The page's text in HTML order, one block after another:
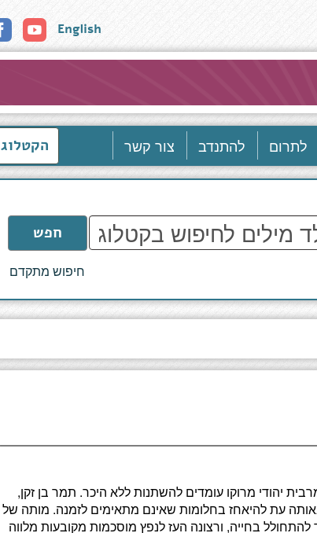
English
לתרום להתנדב צור קשר הקטלוג
חפש
חיפוש מתקדם
של מרבית יהודי מרוקו עומדים להשתנות ללא היכר. תמר בן זקן,
באותה עת להיאחז בחלומות שאינם מתאימים לזמנה. מותה של
בחייה, ורצונה העז לנפץ מוסכמות מקובעות מלווה